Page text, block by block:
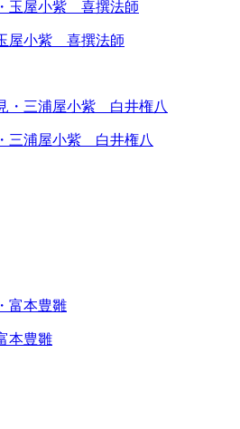
屋小紫 喜撰法師
三浦屋小紫 白井権八
本豊雛